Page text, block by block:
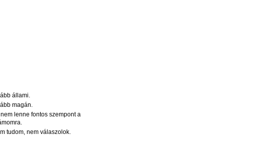
állami.
magán.
nem lenne fontos szempont a
tudom, nem válaszolok.